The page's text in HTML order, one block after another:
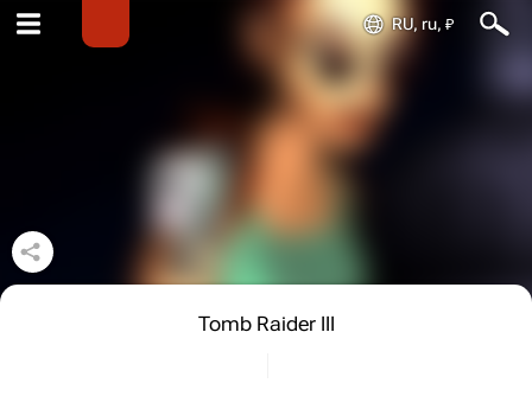
RU, ru, ₽
Tomb Raider III